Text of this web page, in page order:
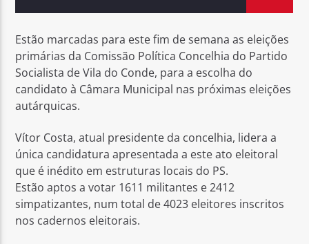
Rádio No ar
Estão marcadas para este fim de semana as eleições
primárias da Comissão Política Concelhia do Partido
Socialista de Vila do Conde, para a escolha do
candidato à Câmara Municipal nas próximas eleições
autárquicas.
Vítor Costa, atual presidente da concelhia, lidera a
única candidatura apresentada a este ato eleitoral
que é inédito em estruturas locais do PS.
Estão aptos a votar 1611 militantes e 2412
simpatizantes, num total de 4023 eleitores inscritos
nos cadernos eleitorais.